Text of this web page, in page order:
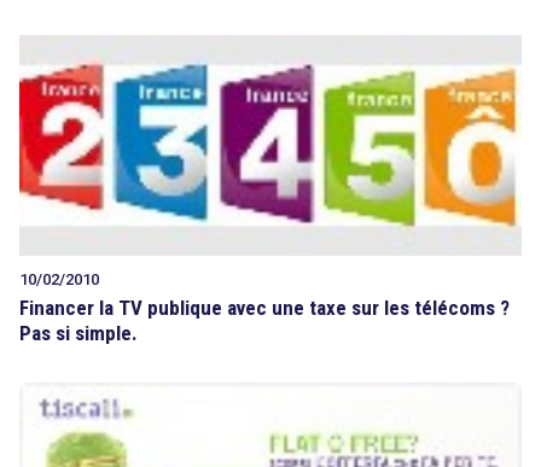
10/02/2010
Financer la TV publique avec une taxe sur les télécoms ?
Pas si simple.